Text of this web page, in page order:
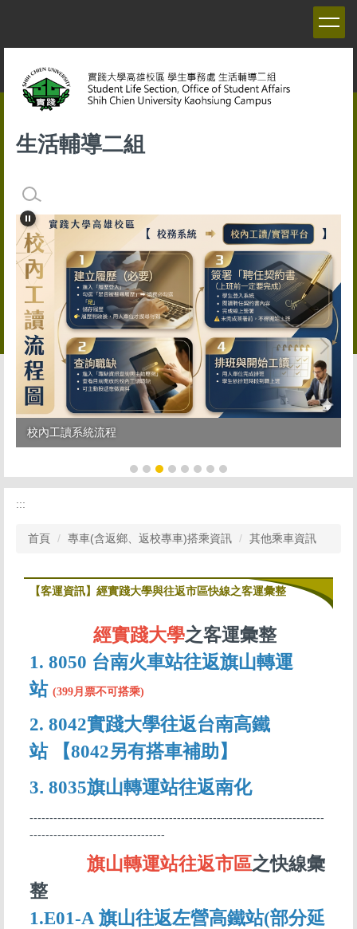
生活輔導二組
校內工讀系統流程
:::
首頁 專車(含返鄉、返校專車)搭乘資訊 其他乘車資訊
【客運資訊】經實踐大學與往返市區快線之客運彙整
經實踐大學之客運彙整
1. 8050 台南火車站往返旗山轉運
站 (399月票不可搭乘)
2. 8042實踐大學往返台南高鐵
站
【8042另有搭車補助】
3. 8035旗山轉運站往返南化
--------------------------------------------------------------------------
----------------------------------
旗山轉運站往返市區之快線彙
整
1.E01-A 旗山往返左營高鐵站(部分延